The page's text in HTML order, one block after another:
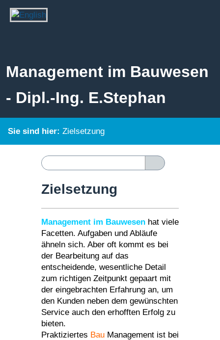
Management im Bauwesen
- Dipl.-Ing. E.Stephan
Sie sind hier: Zielsetzung
Zielsetzung
Management im Bauwesen hat viele
Facetten. Aufgaben und Abläufe
ähneln sich. Aber oft kommt es bei
der Bearbeitung auf das
entscheidende, wesentliche Detail
zum richtigen Zeitpunkt gepaart mit
der eingebrachten Erfahrung an, um
den Kunden neben dem gewünschten
Service auch den erhofften Erfolg zu
bieten.
Praktiziertes Bau Management ist bei